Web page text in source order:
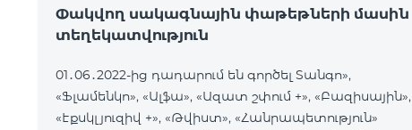
Փակվող սակագնային փաթեթների մասին
տեղեկատվություն
01․06․2022-ից դադարում են գործել Տանգո»,
«Ֆլամենկո», «Ալֆա», «Ազատ շփում +», «Բազիսային»,
«Էքսկլյուզիվ +», «Թվիստ», «Հանրապետություն»